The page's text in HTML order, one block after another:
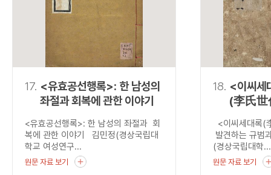
17. <유효공선행록>: 한 남성의
좌절과 회복에 관한 이야기
<유효공선행록>: 한 남성의 좌절과 회
복에 관한 이야기 김민정(경상국립대
학교 여성연구...
원문 자료 보기
18. <이씨세
(李氏世
발견하
균열
<이씨세대록
발견하는 규범
(경상국립대학...
원문 자료 보기